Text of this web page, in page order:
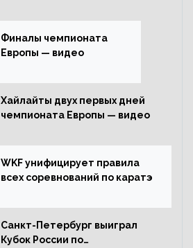
Финалы чемпионата
Европы — видео
Хайлайты двух первых дней
чемпионата Европы — видео
WKF унифицирует правила
всех соревнований по каратэ
Санкт-Петербург выиграл
Кубок России по